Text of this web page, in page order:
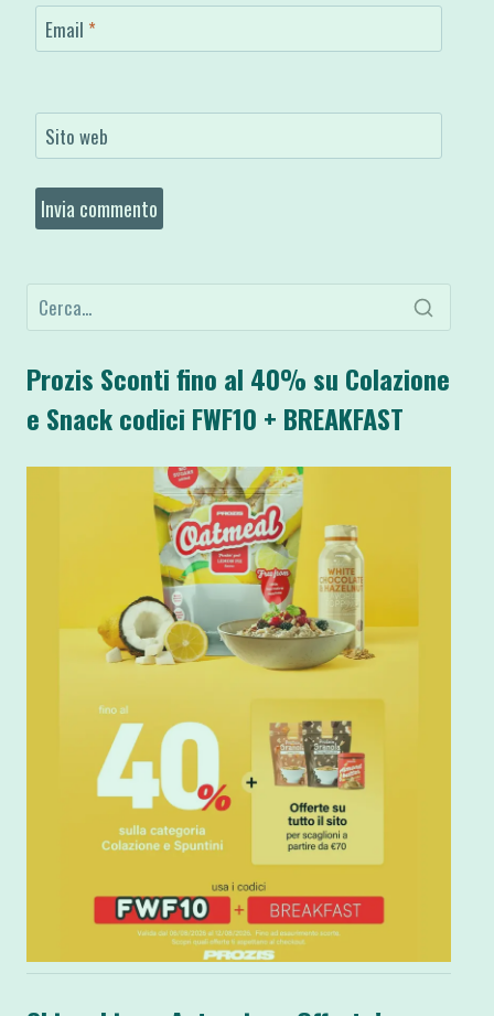
Email *
Sito web
Prozis Sconti fino al 40% su Colazione
e Snack codici FWF10 + BREAKFAST